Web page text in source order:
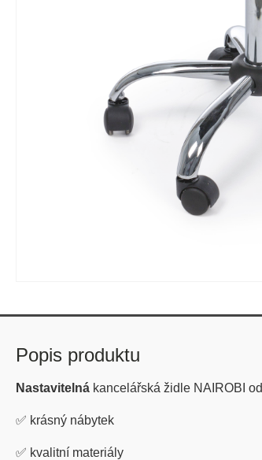
Popis produktu
Nastavitelná kancelářská židle NAIROBI od
✅ krásný nábytek
✅ kvalitní materiály